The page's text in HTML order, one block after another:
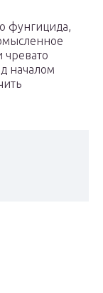
фунгицида,
чревато
началом